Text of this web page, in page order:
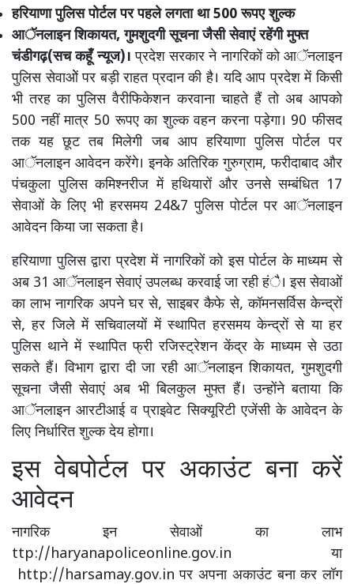
हरियाणा पुलिस पोर्टल पर पहले लगता था 500 रूपए शुल्क
आॅनलाइन शिकायत, गुमशुदगी सूचना जैसी सेवाएं रहेंगी मुफ्त
चंडीगढ़(सच कहूँ न्यूज)। प्रदेश सरकार ने नागरिकों को आॅनलाइन
पुलिस सेवाओें पर बड़ी राहत प्रदान की है। यदि आप प्रदेश में किसी
भी तरह का पुलिस वैरीफिकेशन करवाना चाहते हैं तो अब आपको
500 नहीं मात्र 50 रूपए का शुल्क वहन करना पड़ेगा। 90 फीसद
तक यह छूट तब मिलेगी जब आप हरियाणा पुलिस पोर्टल पर
आॅनलाइन आवेदन करेंगे। इनके अतिरिक गुरुग्राम, फरीदाबाद और
पंचकुला पुलिस कमिश्नरीज में हथियारों और उनसे सम्बंधित 17
सेवाओं के लिए भी हरसमय 24&7 पुलिस पोर्टल पर आॅनलाइन
आवेदन किया जा सकता है।
हरियाणा पुलिस द्वारा प्रदेश में नागरिकों को इस पोर्टल के माध्यम से
अब 31 आॅनलाइन सेवाएं उपलब्ध करवाई जा रही हंै। इस सेवाओं
का लाभ नागरिक अपने घर से, साइबर कैफे से, कॉमनसर्विस केन्द्रों
से, हर जिले में सचिवालयों में स्थापित हरसमय केन्द्रों से या हर
पुलिस थाने में स्थापित फ्री रजिस्ट्रेशन केंद्र के माध्यम से उठा
सकते हैं। विभाग द्वारा दी जा रही आॅनलाइन शिकायत, गुमशुदगी
सूचना जैसी सेवाएं अब भी बिलकुल मुफ्त हैं। उन्होंने बताया कि
आॅनलाइन आरटीआई व प्राइवेट सिक्यूरिटी एजेंसी के आवेदन के
लिए निर्धारित शुल्क देय होगा।
इस वेबपोर्टल पर अकाउंट बना करें
आवेदन
नागरिक इन सेवाओं का लाभ
ttp://haryanapoliceonline.gov.in या
http://harsamay.gov.in पर अपना अकाउंट बना कर लॉग